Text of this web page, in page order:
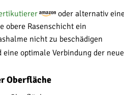
oder alternativ
obere Rasenschicht ein
nicht zu beschädigen
optimale Verbindung der
Oberfläche